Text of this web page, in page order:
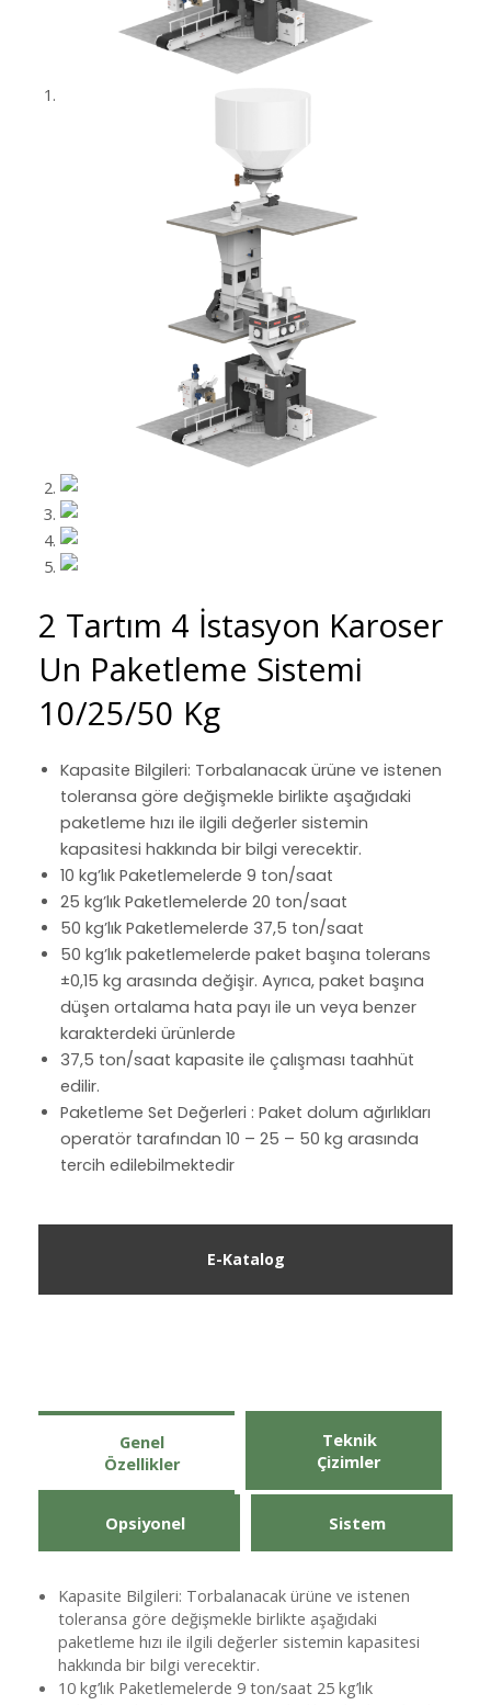
2 Tartım 4 İstasyon Karoser
Un Paketleme Sistemi
10/25/50 Kg
Kapasite Bilgileri: Torbalanacak ürüne ve istenen
toleransa göre değişmekle birlikte aşağıdaki
paketleme hızı ile ilgili değerler sistemin
kapasitesi hakkında bir bilgi verecektir.
10 kg’lık Paketlemelerde 9 ton/saat
25 kg’lık Paketlemelerde 20 ton/saat
50 kg’lık Paketlemelerde 37,5 ton/saat
50 kg’lık paketlemelerde paket başına tolerans
±0,15 kg arasında değişir. Ayrıca, paket başına
düşen ortalama hata payı ile un veya benzer
karakterdeki ürünlerde
37,5 ton/saat kapasite ile çalışması taahhüt
edilir.
Paketleme Set Değerleri : Paket dolum ağırlıkları
operatör tarafından 10 – 25 – 50 kg arasında
tercih edilebilmektedir
E-Katalog
Genel
Özellikler
Teknik
Çizimler
Opsiyonel Sistem
Kapasite Bilgileri: Torbalanacak ürüne ve istenen
toleransa göre değişmekle birlikte aşağıdaki
paketleme hızı ile ilgili değerler sistemin kapasitesi
hakkında bir bilgi verecektir.
10 kg’lık Paketlemelerde 9 ton/saat 25 kg’lık